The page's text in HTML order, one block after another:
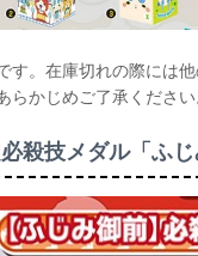
す。在庫切れの際には
らかじめご了承ください
殺技メダル「ふじ